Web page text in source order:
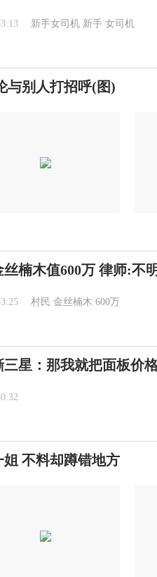
新手女司机 新手 女司机
与别人打招呼(图)
楠木值600万 律师:不
村民 金丝楠木 600万
星：那我就把面板价
不料却蹲错地方